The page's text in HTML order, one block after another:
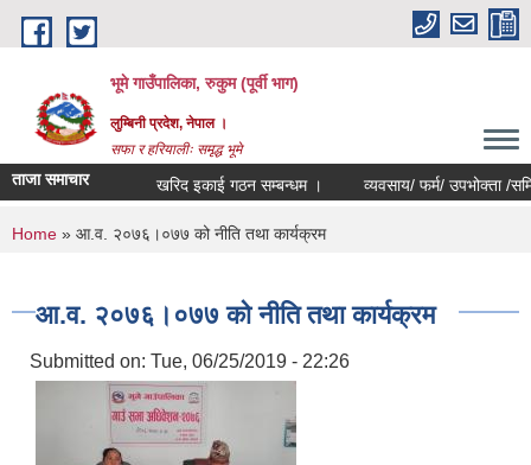
Skip to main content
भूमे गाउँपालिका, रुकुम (पूर्वी भाग)
लुम्बिनी प्रदेश, नेपाल ।
सफा र हरियालीः समृद्ध भूमे
ताजा समाचार खरिद इकाई गठन सम्बन्धम । व्यवसाय/ फर्म/ उपभोक्ता /समिति/
You are here
Home » आ.व. २०७६।०७७ को नीति तथा कार्यक्रम
आ.व. २०७६।०७७ को नीति तथा कार्यक्रम
Submitted on: Tue, 06/25/2019 - 22:26